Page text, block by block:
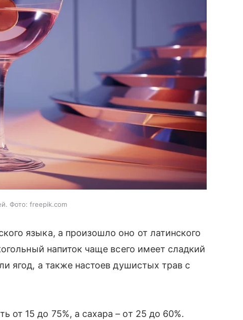
Фото: freepik.com
языка, а произошло оно от латинского
напиток чаще всего имеет сладкий
ягод, а также настоев душистых трав с
от 15 до 75%, а сахара – от 25 до 60%.